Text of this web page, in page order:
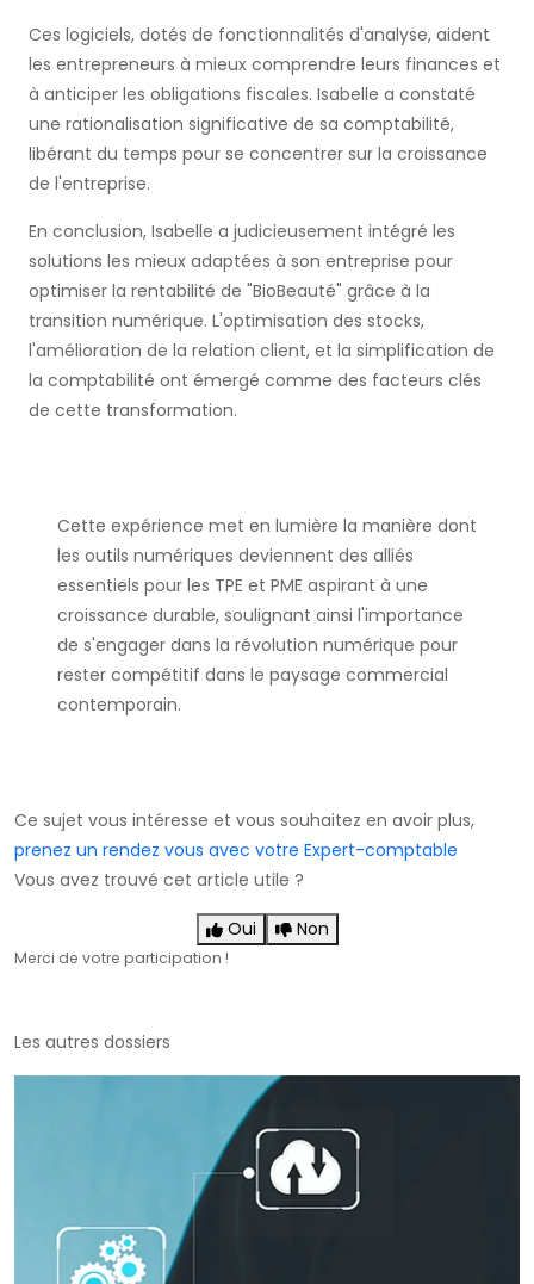
Ces logiciels, dotés de fonctionnalités d'analyse, aident
les entrepreneurs à mieux comprendre leurs finances et
à anticiper les obligations fiscales. Isabelle a constaté
une rationalisation significative de sa comptabilité,
libérant du temps pour se concentrer sur la croissance
de l'entreprise.
En conclusion, Isabelle a judicieusement intégré les
solutions les mieux adaptées à son entreprise pour
optimiser la rentabilité de "BioBeauté" grâce à la
transition numérique. L'optimisation des stocks,
l'amélioration de la relation client, et la simplification de
la comptabilité ont émergé comme des facteurs clés
de cette transformation.
Cette expérience met en lumière la manière dont
les outils numériques deviennent des alliés
essentiels pour les TPE et PME aspirant à une
croissance durable, soulignant ainsi l'importance
de s'engager dans la révolution numérique pour
rester compétitif dans le paysage commercial
contemporain.
Ce sujet vous intéresse et vous souhaitez en avoir plus,
prenez un rendez vous avec votre Expert-comptable
Vous avez trouvé cet article utile ?
Oui Non
Merci de votre participation !
Les autres dossiers